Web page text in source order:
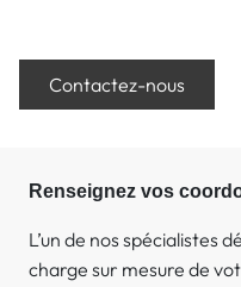
Contactez-nous
Renseignez vos
L’un de nos spécialistes
charge sur mesure de